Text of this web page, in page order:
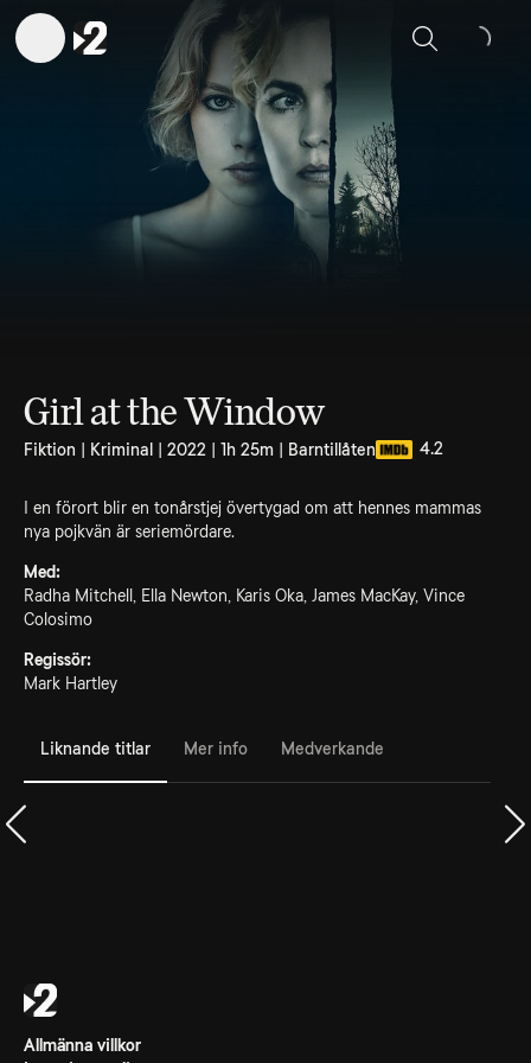
Sök
Girl at the Window
Fiktion | Kriminal | 2022 | 1h 25m | Barntillåten 4.2
I en förort blir en tonårstjej övertygad om att hennes mammas
nya pojkvän är seriemördare.
Med:
Radha Mitchell, Ella Newton, Karis Oka, James MacKay, Vince
Colosimo
Regissör:
Mark Hartley
Liknande titlar Mer info Medverkande
Allmänna villkor